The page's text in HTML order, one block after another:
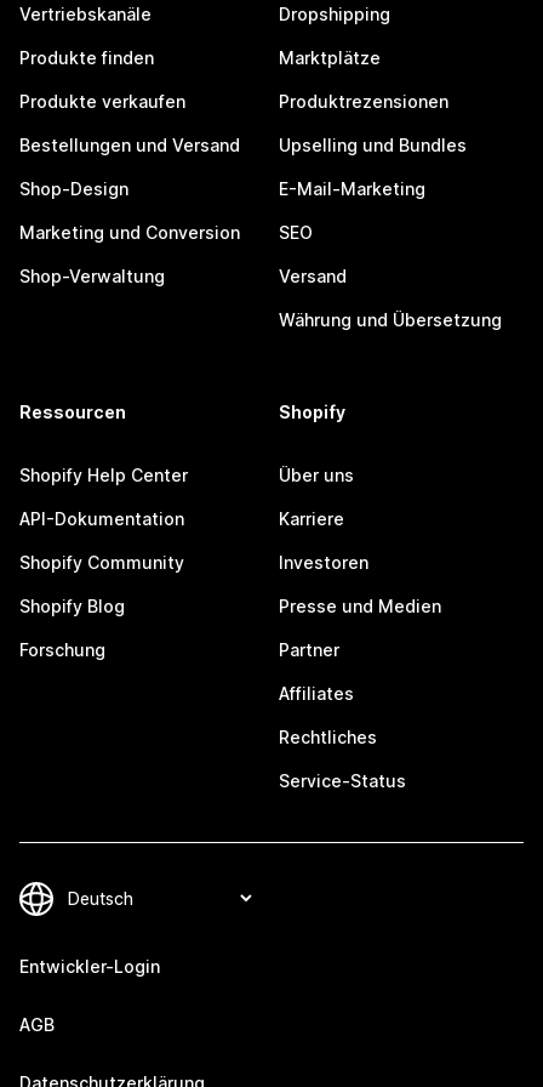
Vertriebskanäle
Produkte finden
Produkte verkaufen
Bestellungen und Versand
Shop-Design
Marketing und Conversion
Shop-Verwaltung
Dropshipping
Marktplätze
Produktrezensionen
Upselling und Bundles
E-Mail-Marketing
SEO
Versand
Währung und Übersetzung
Ressourcen
Shopify Help Center
API-Dokumentation
Shopify Community
Shopify Blog
Forschung
Shopify
Über uns
Karriere
Investoren
Presse und Medien
Partner
Affiliates
Rechtliches
Service-Status
Entwickler-Login
AGB